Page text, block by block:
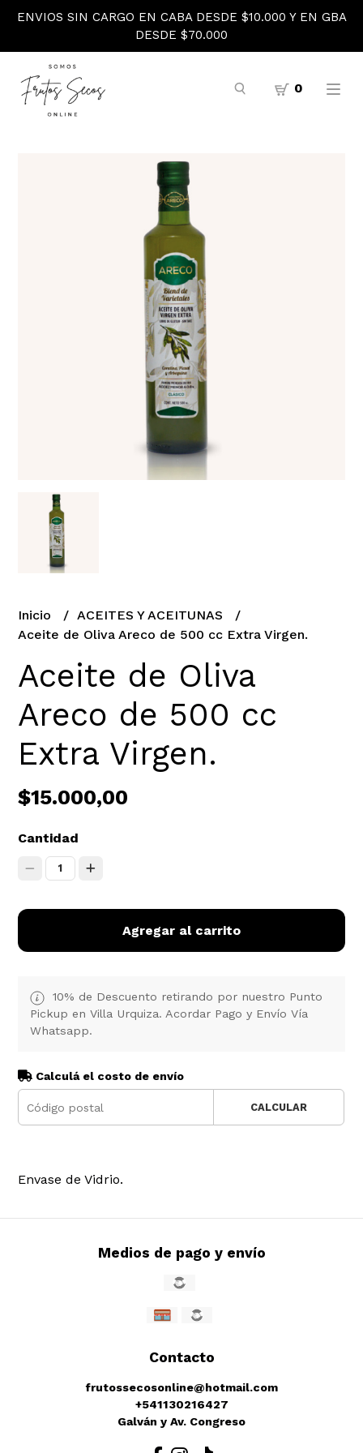
ENVIOS SIN CARGO EN CABA DESDE $10.000 Y EN GBA
DESDE $70.000
0
Inicio
ACEITES Y ACEITUNAS
Aceite de Oliva Areco de 500 cc Extra Virgen.
Aceite de Oliva
Areco de 500 cc
Extra Virgen.
$15.000,00
Cantidad
1
Agregar al carrito
10% de Descuento retirando por nuestro Punto
Pickup en Villa Urquiza. Acordar Pago y Envío Vía
Whatsapp.
Calculá el costo de envío
CALCULAR
Envase de Vidrio.
Medios de pago y envío
Contacto
frutossecosonline@hotmail.com
+541130216427
Galván y Av. Congreso